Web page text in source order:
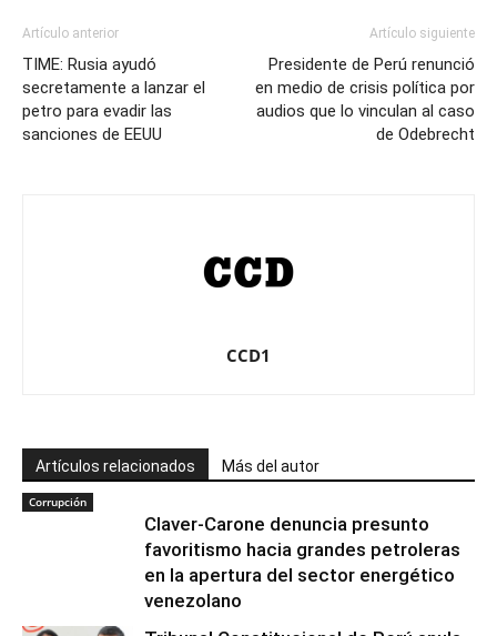
Artículo anterior
TIME: Rusia ayudó
secretamente a lanzar el
petro para evadir las
sanciones de EEUU
Artículo siguiente
Presidente de Perú renunció
en medio de crisis política por
audios que lo vinculan al caso
de Odebrecht
CCD1
Artículos relacionados Más del autor
Corrupción
Claver-Carone denuncia presunto
favoritismo hacia grandes petroleras
en la apertura del sector energético
venezolano